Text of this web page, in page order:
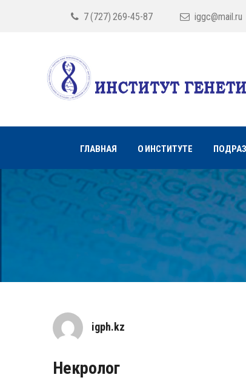
7 (727) 269-45-87 iggc@mail.ru
ГЛАВНАЯ О ИНСТИТУТЕ
igph.kz
Некролог